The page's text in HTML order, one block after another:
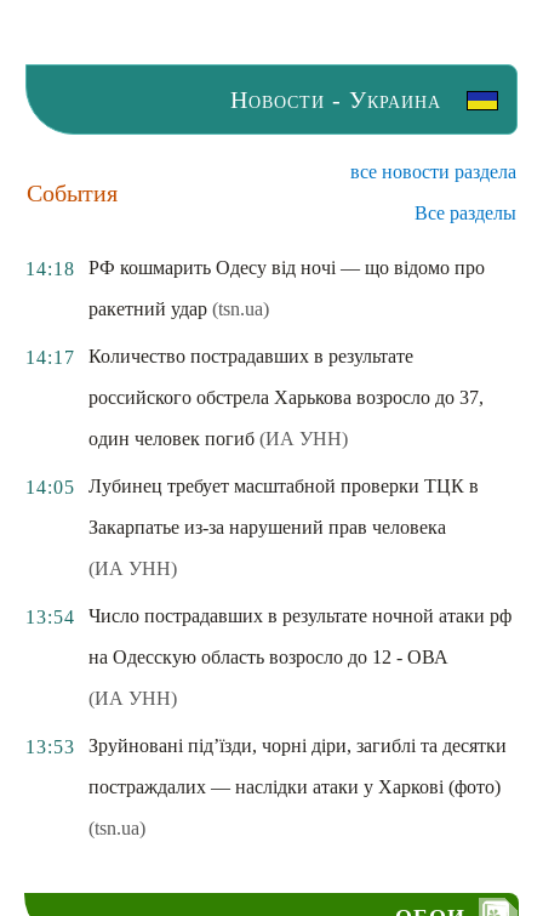
Новости - Украина
События
все новости раздела
Все разделы
14:18
РФ кошмарить Одесу від ночі — що відомо про
ракетний удар (tsn.ua)
14:17
Количество пострадавших в результате
российского обстрела Харькова возросло до 37,
один человек погиб (ИА УНН)
14:05
Лубинец требует масштабной проверки ТЦК в
Закарпатье из-за нарушений прав человека
(ИА УНН)
13:54
Число пострадавших в результате ночной атаки рф
на Одесскую область возросло до 12 - ОВА
(ИА УНН)
13:53
Зруйновані під’їзди, чорні діри, загиблі та десятки
постраждалих — наслідки атаки у Харкові (фото)
(tsn.ua)